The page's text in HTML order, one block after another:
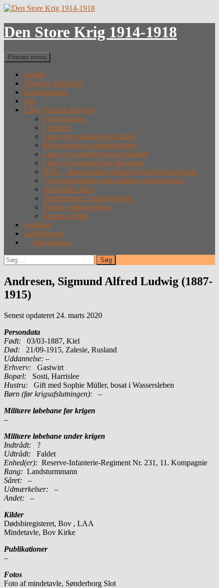
Hop
indhold
Den Store Krig 1914-1918
Søg
Primær menu
Forside
Fotos og Arkivalier
Krigsdeltagere
Om
Lister, links & litteratur
Undervisning
Litteratur
Lister over sønderjyske faldne
Krigergrave og mindesmærker
Liste over sønderjyske krigsfanger
Liste over sønderjyske desertører
DSK – Dansksindede Sønderjyske Krigsdeltagere
Tysk hjemmeside med tabslister (eksternt link)
Alfabetiske lister
Straffefanger i Sønderjylland
Film & videoforedrag
Krigens forløb
Leksikon
Lokalhistorie
Introduction
Søg
efter:
Andresen, Sigmund Alfred Ludwig (1887-
1915)
Senest opdateret 24. marts 2020
Persondata
Født: 03/03-1887, Kiel
Død: 21/09-1915, Zalesie, Rusland
Uddannelse: –
Erhverv: Gastwirt
Bopæl: Sosti, Harrislee
Hustru: Gift med Sophie Müller, bosat i Wassersleben
Børn (før krigsafslutningen): –
Militære løbebane før krigen
–
Militære løbebane under krigen
Indtrådt: ?
Udtrådt: Faldet
Enhed(er): Reserve-Infanterie-Regiment Nr. 231, 11. Kompagnie
Rang: Landsturmmann
Såret: –
Udmærkelser: –
Andet: –
Kilder
Dødsbiregisteret, Bov , LAA
Mindetavle, Bov Kirke
Publikationer
–
Fotos
Foto af mindetavle, Sønderborg Slot